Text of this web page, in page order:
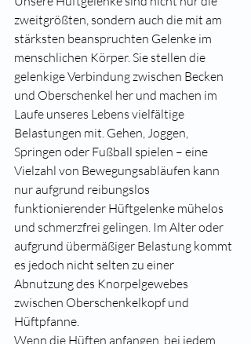
zweitgrößten, sondern auch die mit am
stärksten beanspruchten Gelenke im
menschlichen Körper. Sie stellen die
gelenkige Verbindung zwischen Becken
und Oberschenkel her und machen im
Laufe unseres Lebens vielfältige
Belastungen mit. Gehen, Joggen,
Springen oder Fußball spielen – eine
Vielzahl von Bewegungsabläufen kann
nur aufgrund reibungslos
funktionierender Hüftgelenke mühelos
und schmerzfrei gelingen. Im Alter oder
aufgrund übermäßiger Belastung kommt
es jedoch nicht selten zu einer
Abnutzung des Knorpelgewebes
zwischen Oberschenkelkopf und
Hüftpfanne.
Wenn die Hüften anfangen, bei jedem